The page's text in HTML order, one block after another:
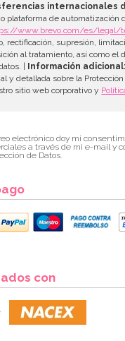
internacionales
plataforma de automatización
www.brevo.com/es/legal/
rectificación, supresión,
al tratamiento, así como el
|
Información adicional:
y detallada sobre la
sitio web corporativo y
electrónico doy mi
a través de mi e-mail y
de Datos.
con